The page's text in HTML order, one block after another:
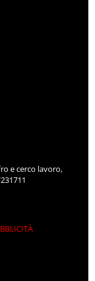
e cerco lavoro,